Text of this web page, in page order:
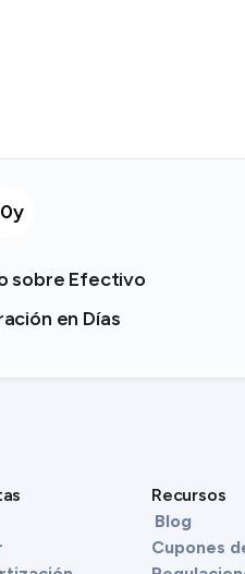
sobre Efectivo
en Días
Recursos
Blog
Cupones